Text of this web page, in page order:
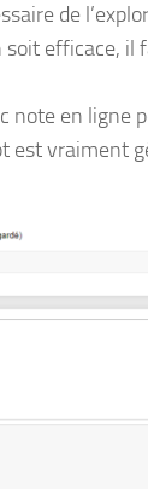
de
efficace, il
note en ligne
est vraiment